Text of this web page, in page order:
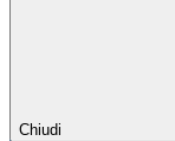
Chiudi